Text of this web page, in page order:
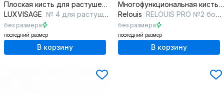
Плоская кисть для растушевки теней и коррекции века
LUXVISAGE № 4 для растушевки теней плоская
без размера
последний размер
В корзину
Многофункциональная кисть с натуральным ворсом и сеточкой для ухода за косметикой
Relouis RELOUIS PRO №2 большая мультифункциональная Multifunctiona
без размера
последний размер
В корзину